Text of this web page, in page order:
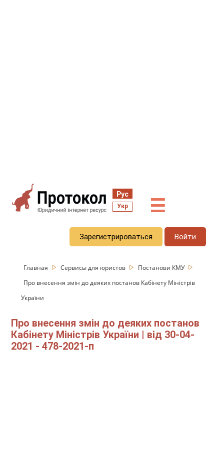
Рус
Укр ☰
Зарегистрироваться Войти
Главная Сервисы для юристов
Постанови КМУ
Про внесення змін до деяких постанов Кабінету Міністрів
України
Про внесення змін до деяких постанов
Кабінету Міністрів України | від 30-04-
2021 - 478-2021-п